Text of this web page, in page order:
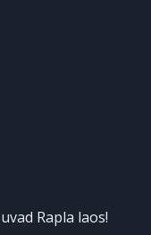
Rapla laos!